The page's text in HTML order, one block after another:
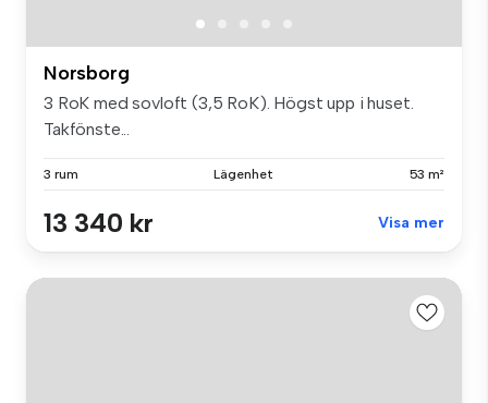
Norsborg
3 RoK med sovloft (3,5 RoK). Högst upp i huset.
Takfönste...
3 rum Lägenhet 53 m²
13 340 kr Visa mer